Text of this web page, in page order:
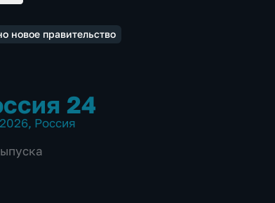
новое правительство
24
, Россия